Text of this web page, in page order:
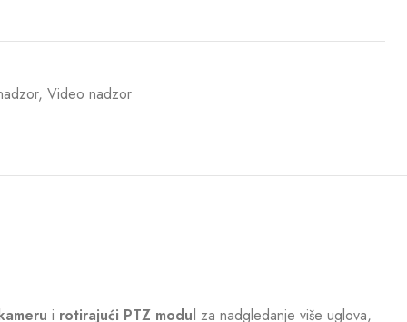
, Video nadzor
i rotirajući PTZ modul za nadgledanje više uglova,